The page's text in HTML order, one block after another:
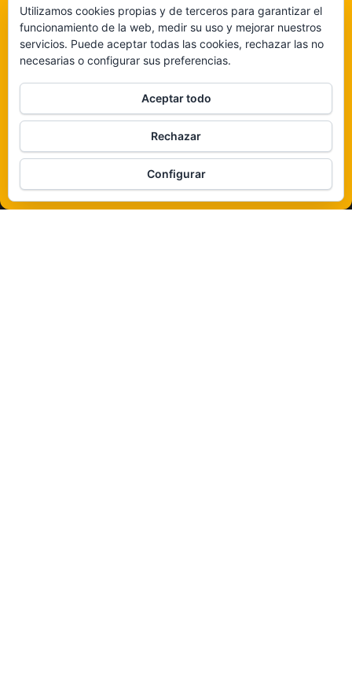
consentimiento puede afectar negativamente a determinadas características y
funciones.
De ninguna manera
Veámos que hay aquí
Política de cookies
Funciona gracias aWordPress |Tema:Envo Magazine
Utilizamos cookies propias y de terceros para garantizar el
funcionamiento de la web, medir su uso y mejorar nuestros
servicios. Puede aceptar todas las cookies, rechazar las no
necesarias o configurar sus preferencias.
Aceptar todo
Rechazar
Configurar